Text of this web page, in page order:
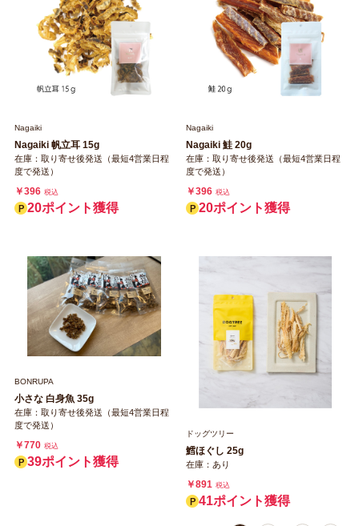
Nagaiki
Nagaiki 帆立耳 15g
在庫：取り寄せ後発送（最短4営業日程
度で発送）
￥396 税込
20ポイント獲得
Nagaiki
Nagaiki 鮭 20g
在庫：取り寄せ後発送（最短4営業日程
度で発送）
￥396 税込
20ポイント獲得
BONRUPA
小さな 白身魚 35g
在庫：取り寄せ後発送（最短4営業日程
度で発送）
￥770 税込
39ポイント獲得
ドッグツリー
鱈ほぐし 25g
在庫：あり
￥891 税込
41ポイント獲得